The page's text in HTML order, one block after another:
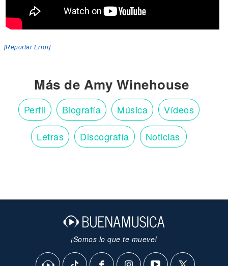
[Reportar Error]
Más de Amy Winehouse
Perfil Biografía Música Vídeos
Letras Discografía Noticias
¡Somos lo que te mueve!